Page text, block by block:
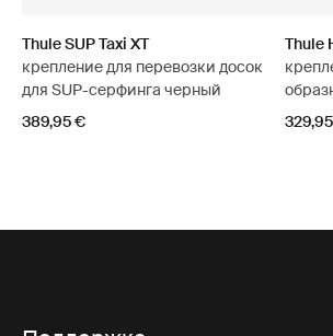
Thule SUP Taxi XT
крепление для перевозки досок
для SUP-серфинга черный
389,95 €
Thule